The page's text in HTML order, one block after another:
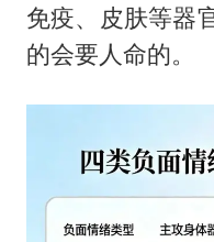
免疫、皮肤等器
的会要人命的。